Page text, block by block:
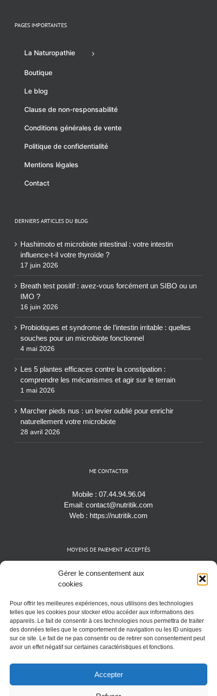
Gérer le consentement aux
cookies
Pour offrir les meilleures expériences, nous utilisons des technologies
telles que les cookies pour stocker et/ou accéder aux informations des
appareils. Le fait de consentir à ces technologies nous permettra de traiter
des données telles que le comportement de navigation ou les ID uniques
sur ce site. Le fait de ne pas consentir ou de retirer son consentement peut
avoir un effet négatif sur certaines caractéristiques et fonctions.
Accepter
PAGES IMPORTANTES
La Naturopathie
Boutique
Le blog
Clause de non-responsabilité
Conditions générales de vente
Politique de confidentialité
Mentions légales
Contact
DERNIERS ARTICLES DU BLOG
Hashimoto et microbiote intestinal : votre intestin
influence-t-il votre thyroïde ?
17 juin 2026
Breath test positif : avez-vous forcément un SIBO ou un
IMO ?
16 juin 2026
Probiotiques et syndrome de l’intestin irritable : quelles
souches pour un microbiote fonctionnel
4 mai 2026
Les 5 plantes efficaces contre la constipation :
comprendre les mécanismes et agir sur le terrain
1 mai 2026
Marcher pieds nus : un levier oublié pour enrichir
naturellement votre microbiote
28 avril 2026
ME CONTACTER
Mobile : 07.44.94.96.04
Email: contact@nutritik.com
Web : https://nutritik.com
MOYENS DE PAIEMENT ACCEPTÉS
Espèces (EUR)
Cartes bancaires (VISA, Mastercard et AMEX)
Cryptomonnaies (BTC)